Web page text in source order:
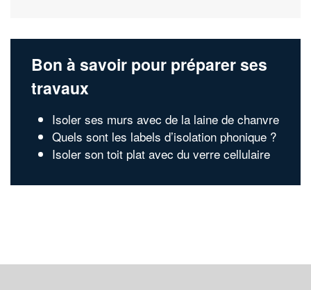
Bon à savoir pour préparer ses
travaux
Isoler ses murs avec de la laine de chanvre
Quels sont les labels d’isolation phonique ?
Isoler son toit plat avec du verre cellulaire